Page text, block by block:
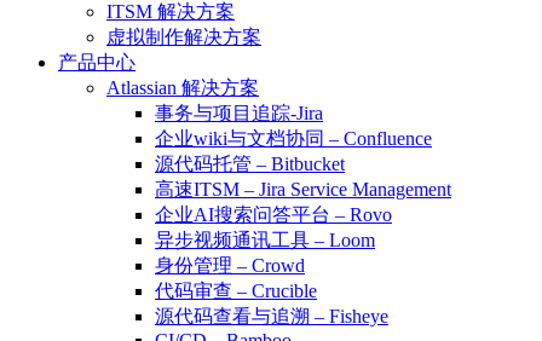
ITSM 解决方案
虚拟制作解决方案
产品中心
Atlassian 解决方案
事务与项目追踪-Jira
企业wiki与文档协同 – Confluence
源代码托管 – Bitbucket
高速ITSM – Jira Service Management
企业AI搜索问答平台 – Rovo
异步视频通讯工具 – Loom
身份管理 – Crowd
代码审查 – Crucible
源代码查看与追溯 – Fisheye